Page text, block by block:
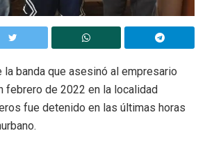
la banda que asesinó al empresario
febrero de 2022 en la localidad
fue detenido en las últimas horas